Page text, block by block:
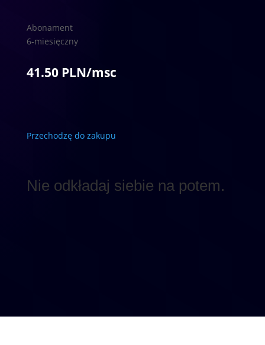
Abonament
6-miesięczny
41.50 PLN/msc
Przechodzę do zakupu
Nie odkładaj siebie na potem.